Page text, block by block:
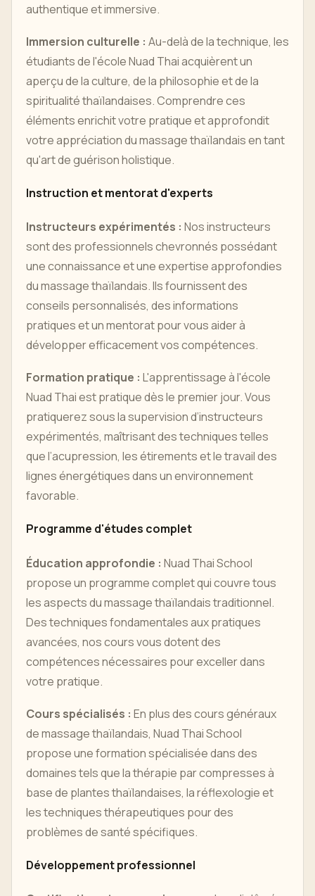
authentique et immersive.
Immersion culturelle : Au-delà de la technique, les
étudiants de l'école Nuad Thai acquièrent un
aperçu de la culture, de la philosophie et de la
spiritualité thaïlandaises. Comprendre ces
éléments enrichit votre pratique et approfondit
votre appréciation du massage thaïlandais en tant
qu'art de guérison holistique.
Instruction et mentorat d'experts
Instructeurs expérimentés : Nos instructeurs
sont des professionnels chevronnés possédant
une connaissance et une expertise approfondies
du massage thaïlandais. Ils fournissent des
conseils personnalisés, des informations
pratiques et un mentorat pour vous aider à
développer efficacement vos compétences.
Formation pratique : L'apprentissage à l'école
Nuad Thai est pratique dès le premier jour. Vous
pratiquerez sous la supervision d’instructeurs
expérimentés, maîtrisant des techniques telles
que l’acupression, les étirements et le travail des
lignes énergétiques dans un environnement
favorable.
Programme d'études complet
Éducation approfondie : Nuad Thai School
propose un programme complet qui couvre tous
les aspects du massage thaïlandais traditionnel.
Des techniques fondamentales aux pratiques
avancées, nos cours vous dotent des
compétences nécessaires pour exceller dans
votre pratique.
Cours spécialisés : En plus des cours généraux
de massage thaïlandais, Nuad Thai School
propose une formation spécialisée dans des
domaines tels que la thérapie par compresses à
base de plantes thaïlandaises, la réflexologie et
les techniques thérapeutiques pour des
problèmes de santé spécifiques.
Développement professionnel